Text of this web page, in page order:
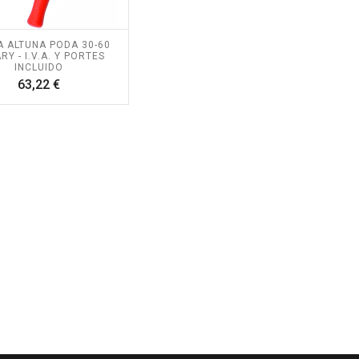
ALTUNA PODA 30-60
- I.V.A. Y PORTES
INCLUIDO
63,22 €Precio